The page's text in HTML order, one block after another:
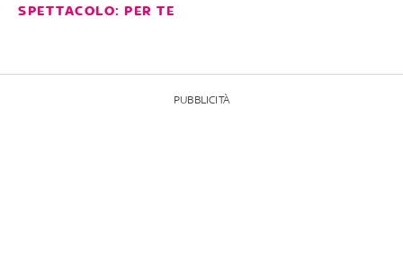
SPETTACOLO: PER TE
PUBBLICITÀ